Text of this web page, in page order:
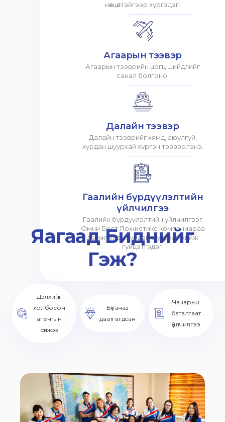
нөхцөлтэйгээр хүргэдэг.
Агаарын тээвэр
Агаарын тээврийн цогц шийдлийг
санал болгоно.
Далайн тээвэр
Далайн тээврийг хямд, аюулгүй,
хурдан шуурхай хүргэн тээвэрлэнэ.
Гаалийн бүрдүүлэлтийн
үйлчилгээ
Гаалийн бүрдүүлэлтийн үйлчилгээг
Омни Бест Ложистикс компаниараа
дамжуулан хурдан шуурхай хийж
гүйцэтгэдэг.
Яагаад Биднийг
Гэж?
Дэлхийг
холбосон
агентын
сүлжээ
Бүх ачаа
даатгагдсан
Чанарын
баталгаат
үйлчилгээ